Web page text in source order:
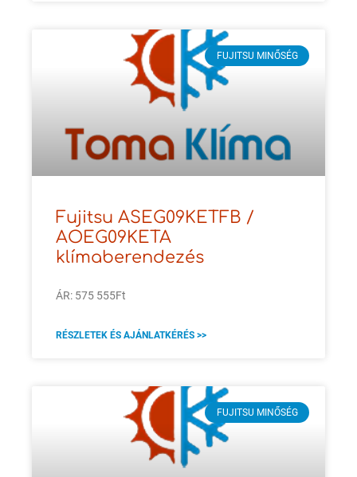
FUJITSU MINŐSÉG
Fujitsu ASEG09KETFB /
AOEG09KETA
klímaberendezés
ÁR: 575 555Ft
RÉSZLETEK ÉS AJÁNLATKÉRÉS >>
FUJITSU MINŐSÉG